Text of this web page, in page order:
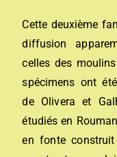
Cette deuxième
diffusion
celles des
spécimens ont
de Olivera et
étudiés en
en fonte